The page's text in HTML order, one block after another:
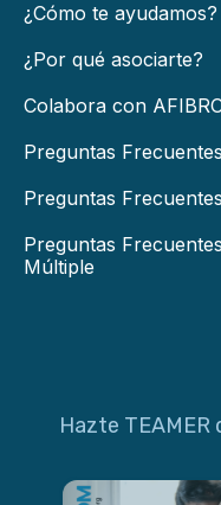
¿Cómo te ayudamos?
¿Por qué asociarte?
Colabora con
Preguntas
Preguntas
Preguntas
Múltiple
Hazte TEAMER